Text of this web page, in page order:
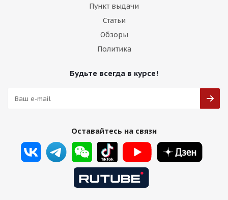
Есть в наличии (12)
Подробнее
Пункт выдачи
Статьи
Обзоры
Политика
Будьте всегда в курсе!
Оставайтесь на связи